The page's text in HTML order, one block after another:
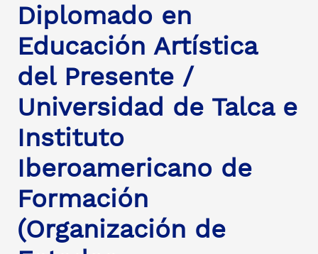
Diplomado en
Educación Artística
del Presente /
Universidad de Talca e
Instituto
Iberoamericano de
Formación
(Organización de